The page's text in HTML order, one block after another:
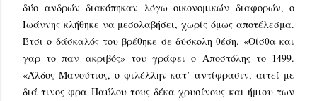
δύο ανδρών διακόπηκαν λόγω οικονομικών διαφορών, ο
Ιωάννης κλήθηκε να μεσολαβήσει, χωρίς όμως αποτέλεσμα.
Έτσι ο δάσκαλός του βρέθηκε σε δύσκολη θέση. «Οίσθα και
γαρ το παν ακριβός» του γράφει ο Αποστόλης το 1499.
«Άλδος Μανούτιος, ο φιλέλλην κατ’ αντίφρασιν, αιτεί με
διά τινος φρα Παύλου τους δέκα χρυσίνους και ήμισυ των